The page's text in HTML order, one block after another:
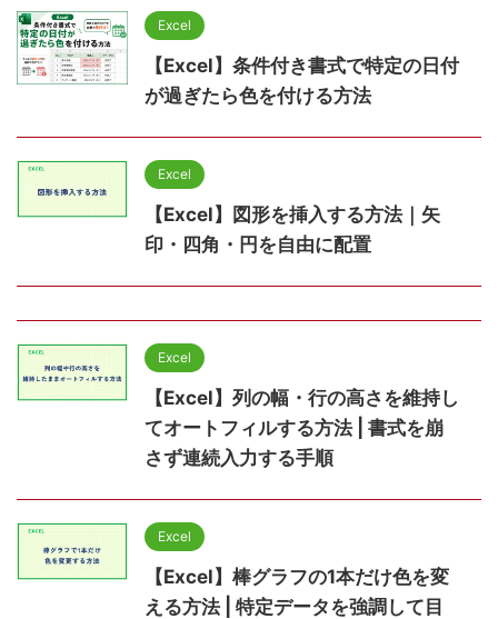
Excel
【Excel】条件付き書式で特定の日付
が過ぎたら色を付ける方法
Excel
【Excel】図形を挿入する方法｜矢
印・四角・円を自由に配置
Excel
【Excel】列の幅・行の高さを維持し
てオートフィルする方法 | 書式を崩
さず連続入力する手順
Excel
【Excel】棒グラフの1本だけ色を変
える方法 | 特定データを強調して目